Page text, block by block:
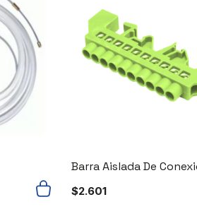
Barra Aislada De
$2.601